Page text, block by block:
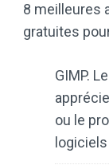
8 meilleures
gratuites
GIMP.
ou le